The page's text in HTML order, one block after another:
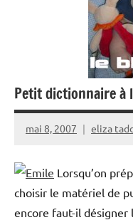
Petit dictionnaire à
mai 8, 2007 eliza
Lorsqu’on
choisir le matériel de
encore faut-il désigner